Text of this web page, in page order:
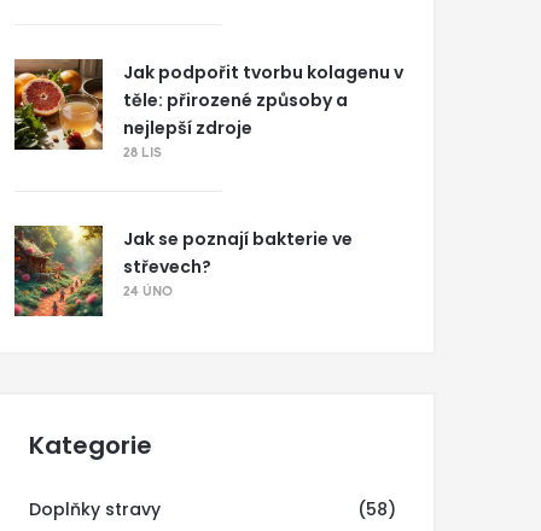
Jak podpořit tvorbu kolagenu v
těle: přirozené způsoby a
nejlepší zdroje
28 LIS
Jak se poznají bakterie ve
střevech?
24 ÚNO
Kategorie
Doplňky stravy (58)